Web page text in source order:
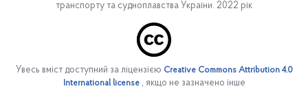
транспорту та судноплавства України. 2022 рік
Структура служби
Увесь вміст доступний за ліцензією Creative Commons Attribution 4.0
International license, якщо не зазначено інше